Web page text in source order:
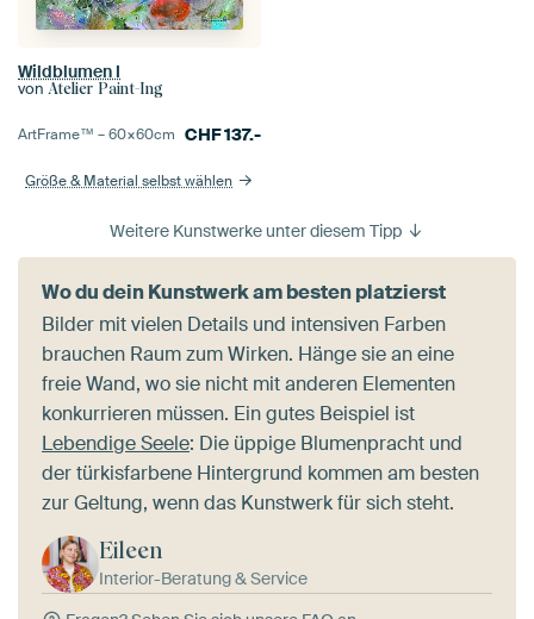
Wildblumen I
von Atelier Paint-Ing
ArtFrame™ –60×60cm CHF137.-
Größe & Material selbst wählen
Weitere Kunstwerke unter diesem Tipp
Wo du dein Kunstwerk am besten platzierst
Bilder mit vielen Details und intensiven Farben
brauchen Raum zum Wirken. Hänge sie an eine
freie Wand, wo sie nicht mit anderen Elementen
konkurrieren müssen. Ein gutes Beispiel ist
Lebendige Seele: Die üppige Blumenpracht und
der türkisfarbene Hintergrund kommen am besten
zur Geltung, wenn das Kunstwerk für sich steht.
Eileen
Interior-Beratung & Service